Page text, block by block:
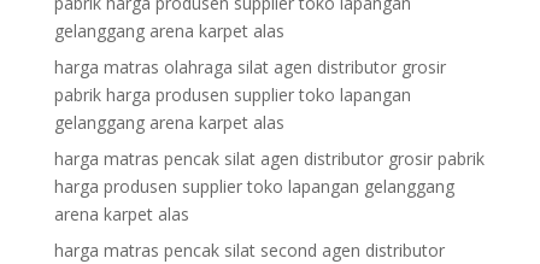
gelanggang arena karpet alas
harga matras olahraga silat agen distributor grosir
pabrik harga produsen supplier toko lapangan
gelanggang arena karpet alas
harga matras pencak silat agen distributor grosir pabrik
harga produsen supplier toko lapangan gelanggang
arena karpet alas
harga matras pencak silat second agen distributor